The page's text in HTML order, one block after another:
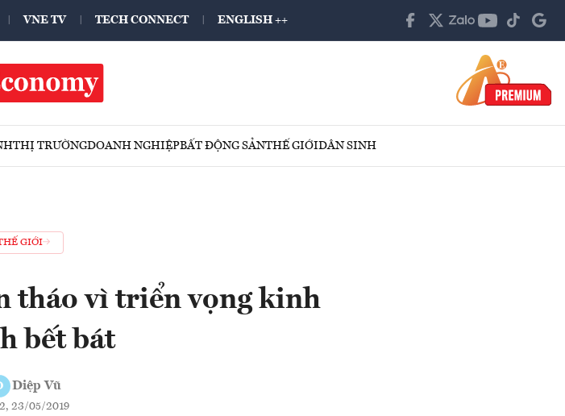
VNE TV TECH CONNECT ENGLISH ++
THỊ TRƯỜNGDOANH NGHIỆPBẤT ĐỘNG SẢNTHẾ GIỚIDÂN SINH
GIỚI
tháo vì triển vọng kinh
bết bát
Diệp Vũ
23/05/2019